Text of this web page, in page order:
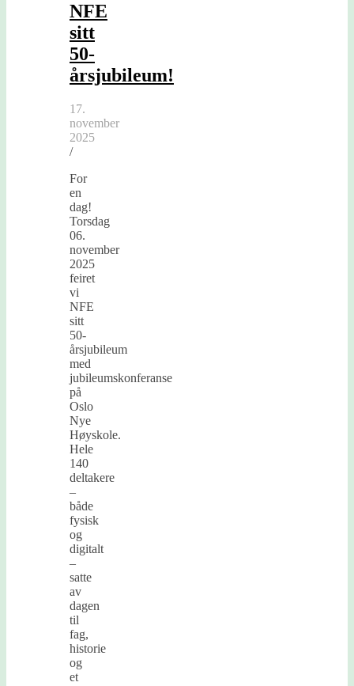
NFE
sitt
50-
årsjubileum!
17.
november
2025
/
For
en
dag!
Torsdag
06.
november
2025
feiret
vi
NFE
sitt
50-
årsjubileum
med
jubileumskonferanse
på
Oslo
Nye
Høyskole.
Hele
140
deltakere
–
både
fysisk
og
digitalt
–
satte
av
dagen
til
fag,
historie
og
et